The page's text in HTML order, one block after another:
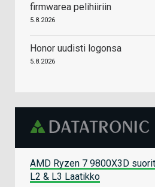
firmwarea pelihiiriin
5.8.2026
Honor uudisti logonsa
5.8.2026
AMD Ryzen 7 9800X3D
L2 & L3 Laatikko